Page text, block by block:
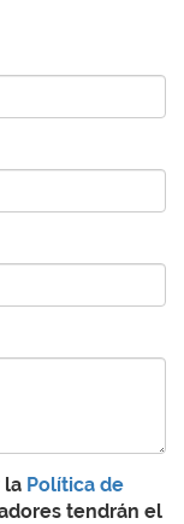
la Política de
tendrán el